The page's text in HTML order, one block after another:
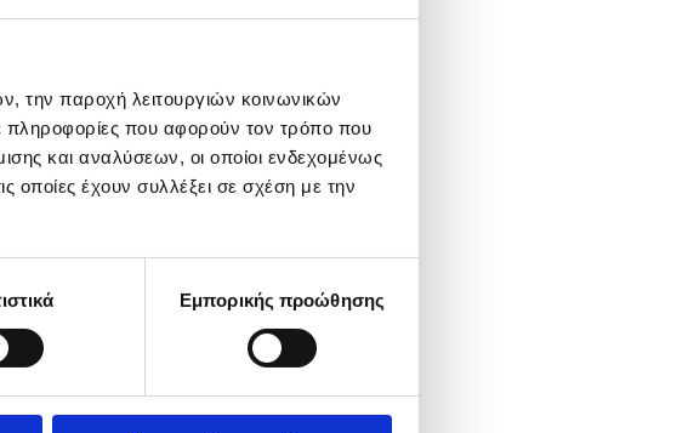
την παροχή λειτουργιών κοινωνικών
πληροφορίες που αφορούν τον τρόπο που
και αναλύσεων, οι οποίοι ενδεχομένως
οποίες έχουν συλλέξει σε σχέση με την
Εμπορικής προώθησης